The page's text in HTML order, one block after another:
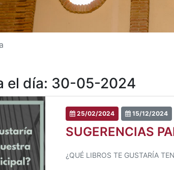
el día: 30-05-2024
25/02/2024 15/12/2024
SUGERENCIAS
¿QUÉ LIBROS TE GUSTARÍA